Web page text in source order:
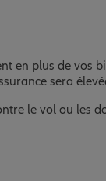
en plus de vos
sera
le vol ou les